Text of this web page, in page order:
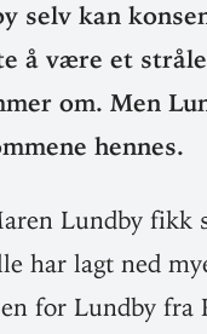
selv kan
å være et
om. Men
hennes.
Lundby fikk
har lagt ned
for Lundby fra